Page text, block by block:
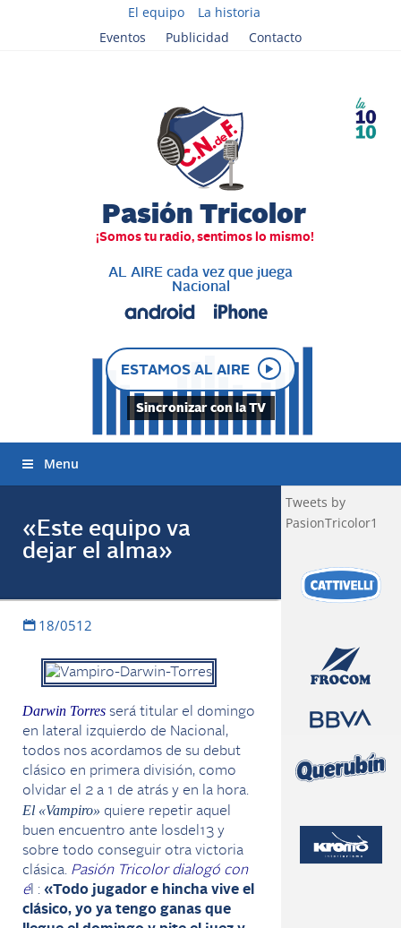
El equipo
La historia
Eventos
Publicidad Contacto
AL AIRE cada vez que juega
Nacional
ESTAMOS AL AIRE
Sincronizar con la TV
Menu
«Este equipo va
dejar el alma»
18/0512
Darwin Torres será titular el domingo
en lateral izquierdo de Nacional,
todos nos acordamos de su debut
clásico en primera división, como
olvidar el 2 a 1 de atrás y en la hora.
El «Vampiro» quiere repetir aquel
buen encuentro ante losdel13 y
sobre todo conseguir otra victoria
clásica. Pasión Tricolor dialogó con
él : «Todo jugador e hincha vive el
clásico, yo ya tengo ganas que
Tweets by
PasionTricolor1